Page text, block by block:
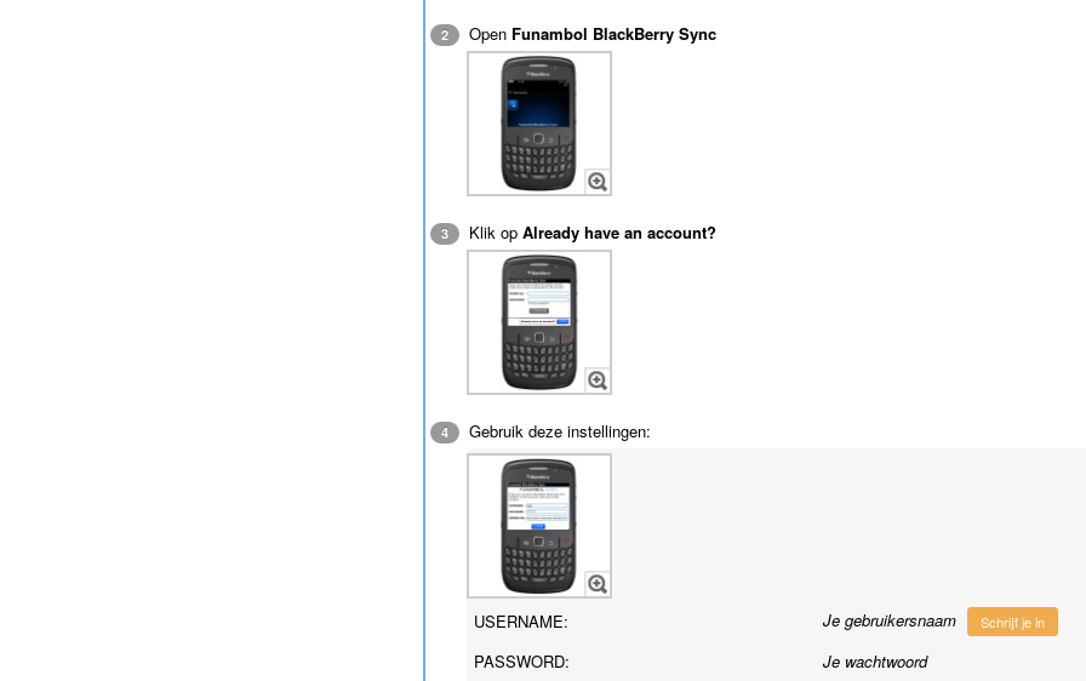
2 Open Funambol BlackBerry Sync
3 Klik opAlready have an account?
4 Gebruik deze instellingen:
USERNAME: Je gebruikersnaam Schrijf je in
PASSWORD:
Je wachtwoord